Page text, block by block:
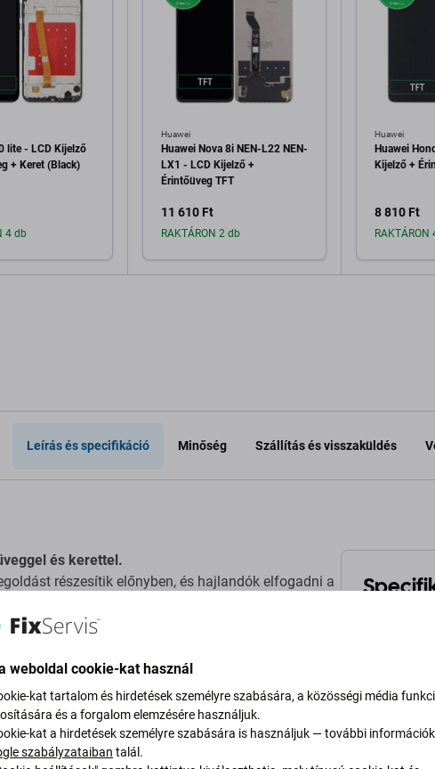
lite - LCD Kijelző
+ Keret (Black)
4 db
Huawei
Huawei Nova 8i NEN-L22 NEN-
LX1 - LCD Kijelző +
Érintőüveg TFT
11 610 Ft
RAKTÁRON 2 db
Huawei
Huawei
Kijelző +
8 810 Ft
RAKTÁRON
Leírás és specifikáció Minőség Szállítás és visszaküldés
és kerettel.
részesítik előnyben, és hajlandók elfogadni a
a nem eredeti utángyártott TFT-kijelző nem
.
gyártója.
Szín
weboldal cookie-kat használ
kat tartalom és hirdetések személyre szabására, a közösségi média
és a forgalom elemzésére használjuk.
kat a hirdetések személyre szabására is használjuk — további
szabályzataiban talál.